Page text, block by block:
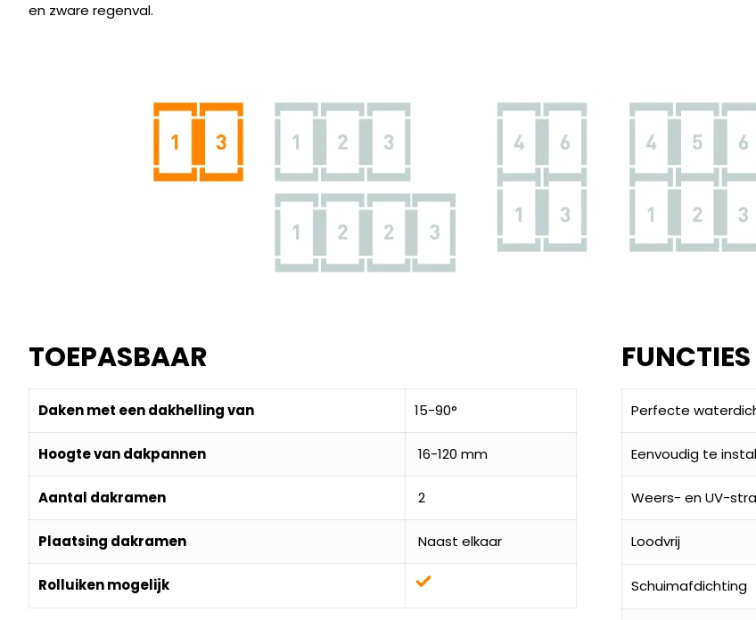
en zware regenval.
TOEPASBAAR
Daken met een dakhelling van 15-90°
Hoogte van dakpannen 16-120 mm
Aantal dakramen 2
Plaatsing dakramen Naast elkaar
Rolluiken mogelijk
Perfecte
Eenvoudig te
Weers- en UV-
Loodvrij
Schuimafdichting